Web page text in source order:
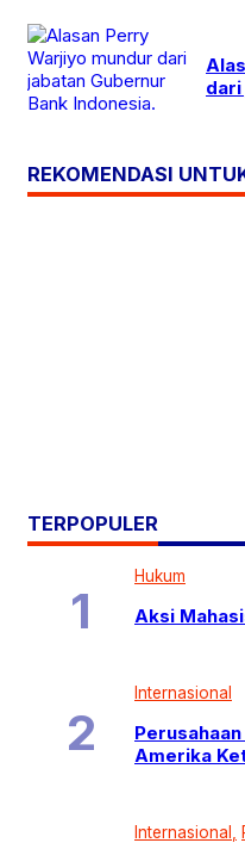
dari
REKOMENDASI
TERPOPULER
Hukum
Aksi
Internasional
Amerika
Internasional